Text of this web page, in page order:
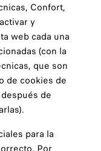
Confort,
y
web cada una
(con la
que son
de cookies de
de
para la